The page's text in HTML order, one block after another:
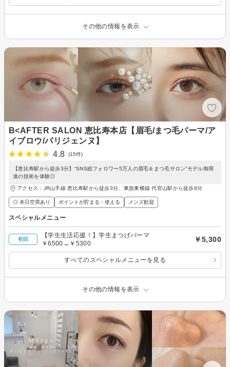
その他の情報を表示
B<AFTER SALON 恵比寿本店【眉毛/まつ毛パーマ/ア
イブロウ/パリジェンヌ】
4.8
(15件)
【恵比寿駅から徒歩3分】“SNS総フォロワー5万人の眉毛＆まつ毛サロン”モデル御用
達の技術を体験◎
アクセス：JR山手線 恵比寿駅から徒歩3分、東急東横線 代官山駅から徒歩8分
◎ 本日空席あり ポイントが貯まる・使える メンズ歓迎
スペシャルメニュー
初回
【学生生活応援！】学生まつげパーマ
￥6500→￥5300
￥5,300
すべてのスペシャルメニューを見る
その他の情報を表示